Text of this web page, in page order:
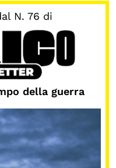
N. 76 di
della guerra